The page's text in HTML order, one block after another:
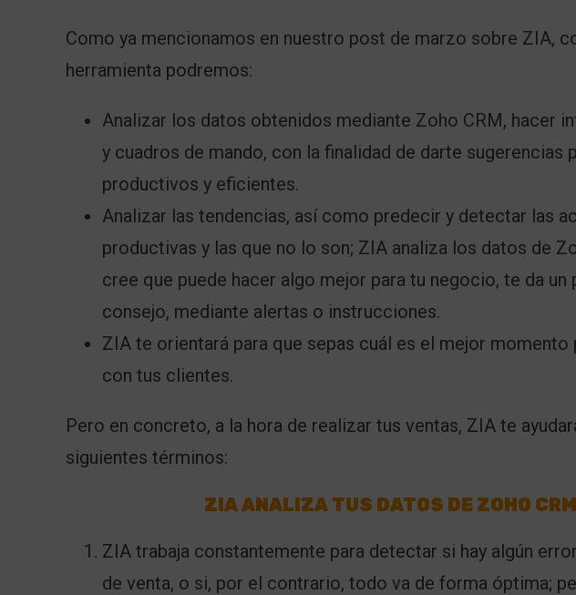
Como ya mencionamos en nuestro post de marzo sobre ZIA,
herramienta podremos:
Analizar los datos obtenidos mediante Zoho CRM, hacer
y cuadros de mando, con la finalidad de darte sugerencias
productivos y eficientes.
Analizar las tendencias, así como predecir y detectar las
productivas y las que no lo son; ZIA analiza los datos de
cree que puede hacer algo mejor para tu negocio, te da un
consejo, mediante alertas o instrucciones.
ZIA te orientará para que sepas cuál es el mejor momento
con tus clientes.
Pero en concreto, a la hora de realizar tus ventas, ZIA te
siguientes términos:
ZIA ANALIZA TUS DATOS DE ZOHO CRM
ZIA trabaja constantemente para detectar si hay algún
de venta, o si, por el contrario, todo va de forma óptima;